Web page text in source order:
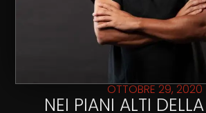
OTTOBRE 29, 2020
NEI PIANI ALTI